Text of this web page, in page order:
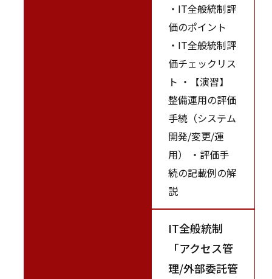
・IT全般統制評
価のポイント
・IT全般統制評
価チェックリス
ト ・【演習】
整備運用の評価
手続（システム
開発/変更/運
用） ・評価手
続の記載例の解
説
IT全般統制
「アクセス管
理/外部委託管